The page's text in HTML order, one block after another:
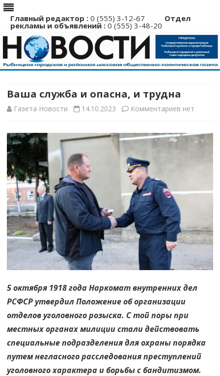
Главный редактор : 0 (555) 3-12-67 Отдел
рекламы и объявлений : 0 (555) 3-48-20
Перейти
Ваша служба и опасна, и трудна
Газета Новости 14.10.2023 Комментариев к
Ваша
опасна,
и
трудна
нет
5 октября 1918 года Наркомат внутренних дел
РСФСР утвердил Положение об организации
отделов уголовного розыска. С той поры при
местных органах милиции стали действовать
специальные подразделения для охраны порядка
путем негласного расследования преступлений
уголовного характера и борьбы с бандитизмом.